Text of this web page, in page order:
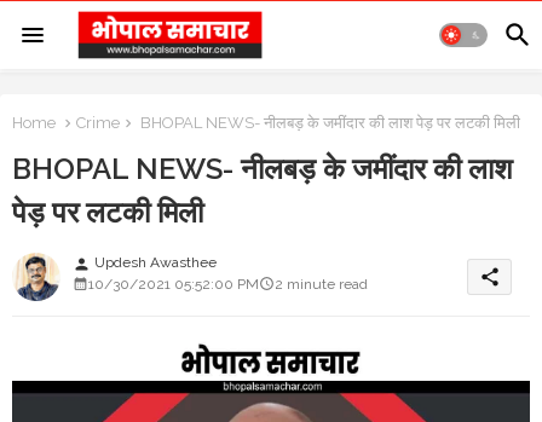
Home Crime BHOPAL NEWS- नीलबड़ के जमींदार की लाश पेड़ पर लटकी मिली
BHOPAL NEWS- नीलबड़ के जमींदार की लाश
पेड़ पर लटकी मिली
person Updesh Awasthee
10/30/2021 05:52:00 PM
2 minute read share